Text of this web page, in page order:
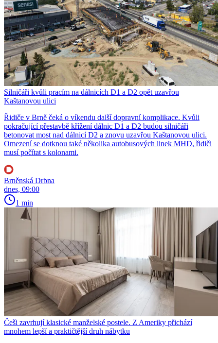
Silničáři kvůli pracím na dálnicích D1 a D2 opět uzavřou
Kaštanovou ulici
Řidiče v Brně čeká o víkendu další dopravní komplikace. Kvůli
pokračující přestavbě křížení dálnic D1 a D2 budou silničáři
betonovat most nad dálnicí D2 a znovu uzavřou Kaštanovou ulici.
Omezení se dotknou také několika autobusových linek MHD, řidiči
musí počítat s kolonami.
Brněnská Drbna
dnes, 09:00
1 min
Češi zavrhují klasické manželské postele. Z Ameriky přichází
mnohem lepší a praktičtější druh nábytku